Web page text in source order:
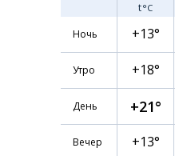
t°C
Ночь
+13°
Утро +18°
День +21°
Вечер +13°